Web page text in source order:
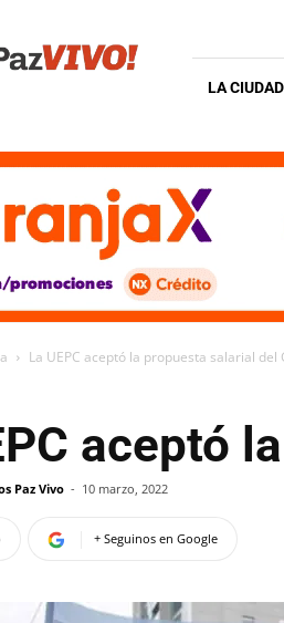
LA CIUDAD
La UEPC aceptó la propuesta salarial del
aceptó
Paz Vivo - 10 marzo, 2022
+ Seguinos en Google